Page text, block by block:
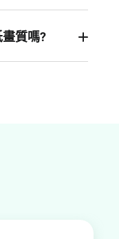
轉到螢幕右上
質嗎?